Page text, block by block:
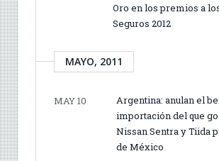
Oro en los premios a
Seguros 2012
MAYO, 2011
MAY 10
Argentina: anulan el
importación del que
Nissan Sentra y Tiida
de México